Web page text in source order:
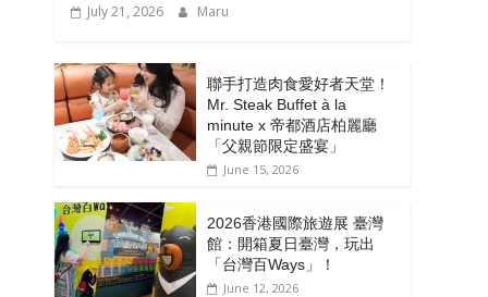
July 21, 2026 Maru
聯手打造肉食愛好者天堂！
Mr. Steak Buffet à la
minute x 帝都酒店柏麗廳
「⽗親節限定盛宴」
June 15, 2026
2026香港國際旅遊展 臺灣
館：開箱夏日臺灣，玩出
「台灣百Ways」！
June 12, 2026